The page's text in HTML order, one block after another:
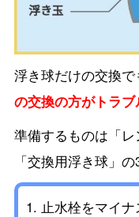
浮き球だけの交換で
の交換の方がトラ
準備するものは「レ
「交換用浮き球」の
止水栓をマイ